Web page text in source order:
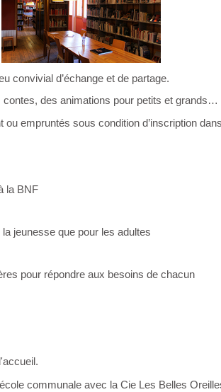
convivial d’échange et de partage.
des animations pour petits et grands…
empruntés sous condition d’inscription
la BNF
jeunesse que pour les adultes
pour répondre aux besoins de chacun
communale avec la Cie Les Belles